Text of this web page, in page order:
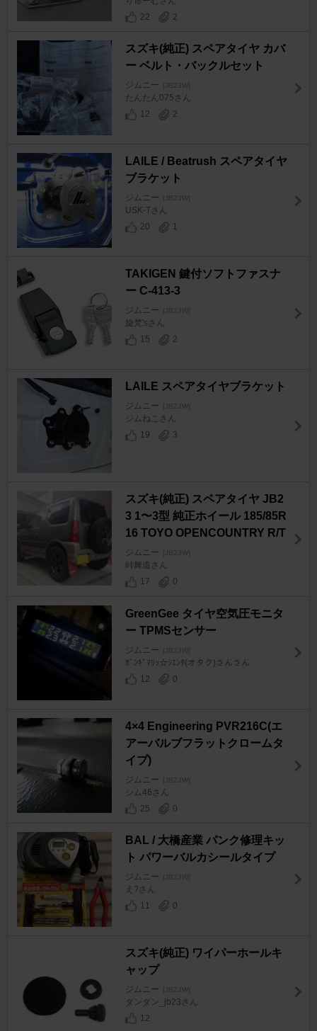
22
2
スズキ(純正) スペアタイヤ カバ
ー ベルト・バックルセット
ジムニー [JB23W]
たんたん075さん
12
2
LAILE / Beatrush スペアタイヤ
ブラケット
ジムニー [JB23W]
USK-Tさん
20
1
TAKIGEN 鍵付ソフトファスナ
ー C-413-3
ジムニー [JB23W]
旋梵'sさん
15
2
LAILE スペアタイヤブラケット
ジムニー [JB23W]
ジムねこさん
19
3
スズキ(純正) スペアタイヤ JB2
3 1〜3型 純正ホイール 185/85R
16 TOYO OPENCOUNTRY R/T
ジムニー [JB23W]
峠舞道さん
17
0
GreenGee タイヤ空気圧モニタ
ー TPMSセンサー
ジムニー [JB23W]
ｶﾞﾝｷﾞﾏﾘｯ☆ｼｴﾝﾀ(オタク)さんさん
12
0
4×4 Engineering PVR216C(エ
アーバルブフラットクロームタ
イプ)
ジムニー [JB23W]
シム46さん
25
0
BAL / 大橋産業 パンク修理キッ
ト パワーバルカシールタイプ
ジムニー [JB23W]
え?さん
11
0
スズキ(純正) ワイパーホールキ
ャップ
ジムニー [JB23W]
ダンダン_jb23さん
12